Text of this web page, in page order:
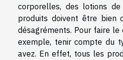
corporelles, des lotions
produits doivent être bien
désagréments. Pour faire le
exemple, tenir compte du
avez. En effet, tous les